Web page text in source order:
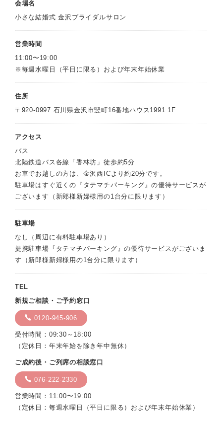
会場名
小さな結婚式 金沢ブライダルサロン
営業時間
11:00〜19:00
※毎週水曜日（平日に限る）および年末年始休業
住所
〒920-0997 石川県金沢市竪町16番地ハウス1991 1F
アクセス
バス
北陸鉄道バス各線「香林坊」徒歩約5分
お車でお越しの方は、金沢西ICより約20分です。
駐車場はすぐ近くの『タテマチパーキング』の優待サービスが
ございます（新郎様新婦様用の1台分に限ります）
駐車場
なし（周辺に有料駐車場あり）
提携駐車場『タテマチパーキング』の優待サービスがございま
す（新郎様新婦様用の1台分に限ります）
TEL
新規ご相談・ご予約窓口
0120-945-906
受付時間：09:30～18:00
（定休日：年末年始を除き年中無休）
ご成約後・ご列席の相談窓口
076-222-2330
営業時間：11:00〜19:00
（定休日：毎週水曜日（平日に限る）および年末年始休業）